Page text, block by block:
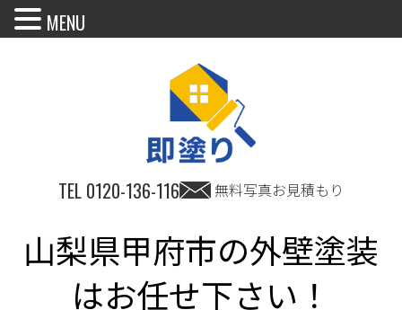
TEL 0120-136-116 無料写真お見積もり
山梨県甲府市の外壁塗装
はお任せ下さい！
MENU